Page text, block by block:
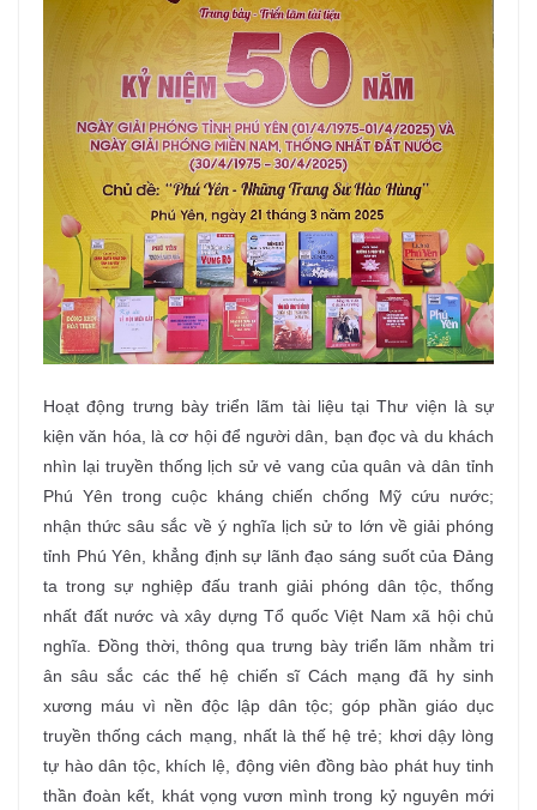
Hoạt động trưng bày triển lãm tài liệu tại Thư viện là sự
kiện văn hóa, là cơ hội để người dân, bạn đọc và du khách
nhìn lại truyền thống lịch sử vẻ vang của quân và dân tỉnh
Phú Yên trong cuộc kháng chiến chống Mỹ cứu nước;
nhận thức sâu sắc về ý nghĩa lịch sử to lớn về giải phóng
tỉnh Phú Yên, khẳng định sự lãnh đạo sáng suốt của Đảng
ta trong sự nghiệp đấu tranh giải phóng dân tộc, thống
nhất đất nước và xây dựng Tổ quốc Việt Nam xã hội chủ
nghĩa. Đồng thời, thông qua trưng bày triển lãm nhằm tri
ân sâu sắc các thế hệ chiến sĩ Cách mạng đã hy sinh
xương máu vì nền độc lập dân tộc; góp phần giáo dục
truyền thống cách mạng, nhất là thế hệ trẻ; khơi dậy lòng
tự hào dân tộc, khích lệ, động viên đồng bào phát huy tinh
thần đoàn kết, khát vọng vươn mình trong kỷ nguyên mới